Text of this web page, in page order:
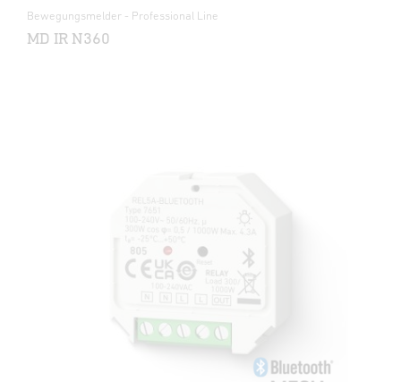
Bewegungsmelder - Professional Line
MD IR N360